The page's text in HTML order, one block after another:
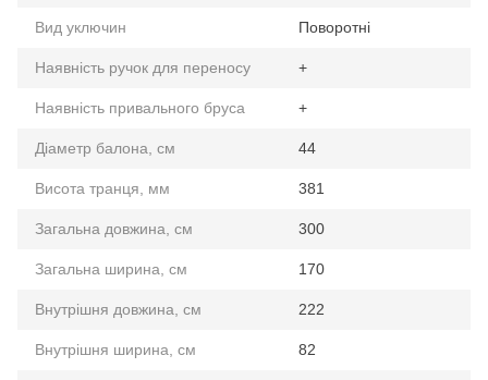
Вид уключин Поворотні
Наявність ручок для переносу +
Наявність привального бруса +
Діаметр балона, см 44
Висота транця, мм 381
Загальна довжина, см 300
Загальна ширина, см 170
Внутрішня довжина, см 222
Внутрішня ширина, см 82